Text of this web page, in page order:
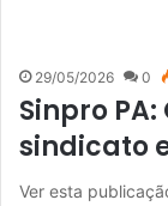
29/05/2026 0
Sinpro
sindicato
Ver esta